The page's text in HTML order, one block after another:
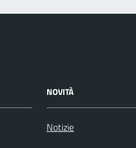
NOVITÀ
Notizie